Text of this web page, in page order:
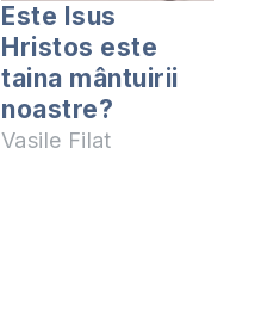
Este Isus
Hristos este
taina mântuirii
noastre?
Vasile Filat